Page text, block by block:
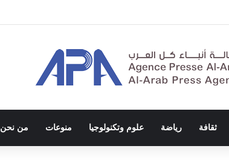
العنصري
ثقافة رياضة علوم وتكنولوجيا منوعات من نحن